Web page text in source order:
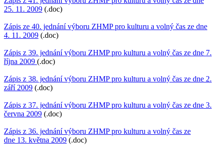
25. 11. 2009 (.doc)
Zápis ze 40. jednání výboru ZHMP pro kulturu a volný čas ze dne
4. 11. 2009 (.doc)
Zápis z 39. jednání výboru ZHMP pro kulturu a volný čas ze dne 7.
října 2009 (.doc)
Zápis z 38. jednání výboru ZHMP pro kulturu a volný čas ze dne 2.
září 2009 (.doc)
Zápis z 37. jednání výboru ZHMP pro kulturu a volný čas ze dne 3.
června 2009 (.doc)
Zápis z 36. jednání výboru ZHMP pro kulturu a volný čas ze
dne 13. května 2009 (.doc)